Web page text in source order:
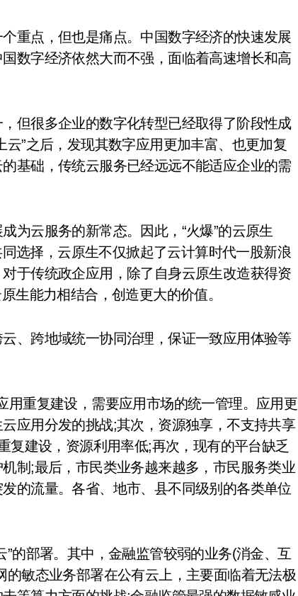
点，但也是痛点。中国数字经济的快速发展
数字经济依然大而不强，面临着高速增长和高
很多企业的数字化转型已经取得了阶段性成
”之后，发现其数字应用更加丰富、也更加复
基础，传统云服务已经远远不能适应企业的需
云服务的新常态。因此，“火爆”的云原生
选择，云原生不仅掀起了云计算时代一股新浪
于传统政企应用，除了自身云原生改造获得资
生能力相结合，创造更大的价值。
跨地域统一协同治理，保证一致应用体验等
重复建设，需要应用市场的统一管理。应用更
应用分发的挑战;其次，资源独享，不支持共享
复建设，资源利用率低;再次，现有的平台缺乏
制;最后，市民类业务越来越多，市民服务类业
的流量。各省、地市、县不同级别的各类单位
部署。其中，金融监管较弱的业务(消金、互
敏态业务部署在公有云上，主要面临着无法极